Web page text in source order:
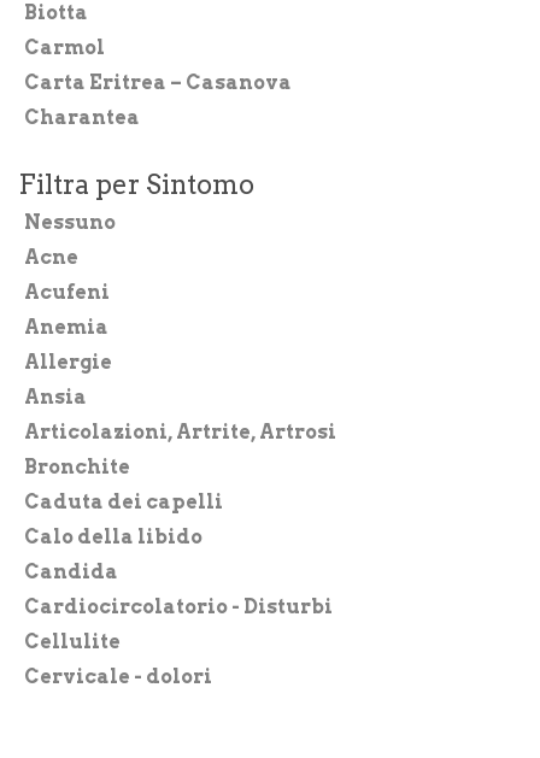
Biotta
Carmol
Carta Eritrea – Casanova
Charantea
CiboCrudo
Cryseida
Derbe
Dr.Hauschka – Wala Italia
Ecomil
Edizioni L’Età dell’Acquario
EOS
Forlive
Hydroton
Il Fior di Loto
Il Giardino dei Libri
Isomar
Jojoba Italia
Labor Villa Stoddard
Laboratorio Chimicor
Filtra per Sintomo
Nessuno
Acne
Acufeni
Anemia
Allergie
Ansia
Articolazioni, Artrite, Artrosi
Bronchite
Caduta dei capelli
Calo della libido
Candida
Cardiocircolatorio - Disturbi
Cellulite
Cervicale - dolori